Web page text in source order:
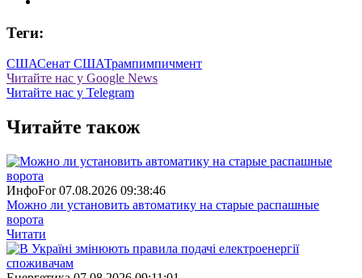
Теги:
СШАСенат СШАТрампимпичмент
Читайте нас у Google News
Читайте нас у Telegram
Читайте також
ИнфоFor 07.08.2026 09:38:46
Можно ли установить автоматику на старые распашные
ворота
Читати